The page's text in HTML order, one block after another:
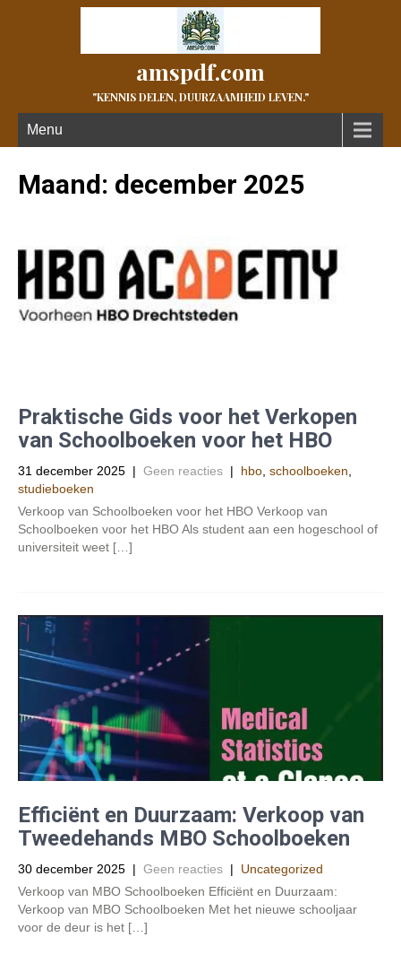
amspdf.com
"KENNIS DELEN, DUURZAAMHEID LEVEN."
Menu
Maand: december 2025
Praktische Gids voor het Verkopen
van Schoolboeken voor het HBO
31 december 2025 | Geen reacties | hbo schoolboeken
studieboeken
Verkoop van Schoolboeken voor het HBO Verkoop van
Schoolboeken voor het HBO Als student aan een hogeschool of
universiteit weet […]
Efficiënt en Duurzaam: Verkoop van
Tweedehands MBO Schoolboeken
30 december 2025 | Geen reacties | Uncategorized
Verkoop van MBO Schoolboeken Efficiënt en Duurzaam:
Verkoop van MBO Schoolboeken Met het nieuwe schooljaar
voor de deur is het […]